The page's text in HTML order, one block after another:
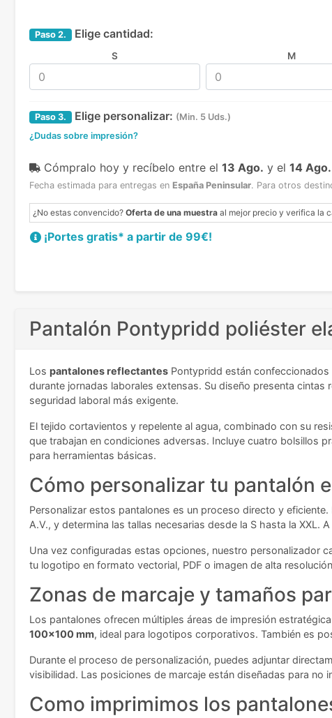
Paso 2. Elige cantidad:
S M
Paso 3. Elige personalizar: (Min. 5 Uds.)
¿Dudas sobre impresión?
Cómpralo hoy y recíbelo entre el 13 Ago. y el 14 Ago.
Fecha estimada para entregas en España Peninsular. Para otros
¿No estas convencido? Oferta de una muestra al mejor precio y verifica la
¡Portes gratis* a partir de 99€!
Pantalón Pontypridd poliéster
Los pantalones reflectantes Pontypridd están
durante jornadas laborales extensas. Su diseño presenta
seguridad laboral más exigente.
El tejido cortavientos y repelente al agua, combinado con su
que trabajan en condiciones adversas. Incluye cuatro bolsillos
para herramientas básicas.
Cómo personalizar tu pantalón
Personalizar estos pantalones es un proceso directo y
A.V., y determina las tallas necesarias desde la S hasta la
Una vez configuradas estas opciones, nuestro personalizador
tu logotipo en formato vectorial, PDF o imagen de alta
Zonas de marcaje y tamaños
Los pantalones ofrecen múltiples áreas de impresión
100x100 mm, ideal para logotipos corporativos. También es
Durante el proceso de personalización, puedes adjuntar
visibilidad. Las posiciones de marcaje están diseñadas para no
Como imprimimos los